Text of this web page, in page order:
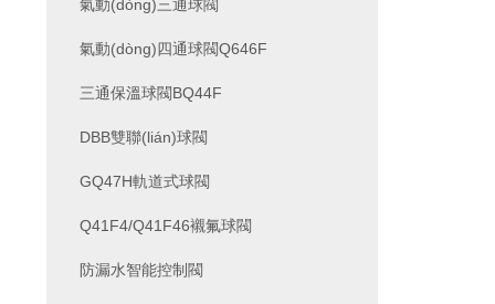
氣動(dòng)三通球閥
氣動(dòng)四通球閥Q646F
三通保溫球閥BQ44F
DBB雙聯(lián)球閥
GQ47H軌道式球閥
Q41F4/Q41F46襯氟球閥
防漏水智能控制閥